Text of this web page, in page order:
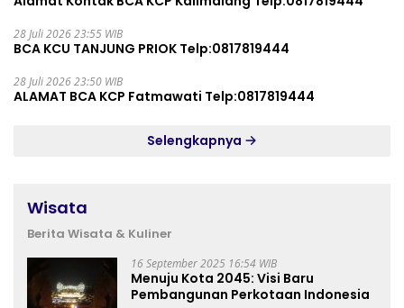
28 Juli 2026 23:55 WIB
BCA KCU TANJUNG PRIOK Telp:0817819444
28 Juli 2026 23:50 WIB
ALAMAT BCA KCP Fatmawati Telp:0817819444
Selengkapnya
Wisata
Berita Wisata & Kuliner
16 September 2025 16:54 WIB
Menuju Kota 2045: Visi Baru
Pembangunan Perkotaan Indonesia